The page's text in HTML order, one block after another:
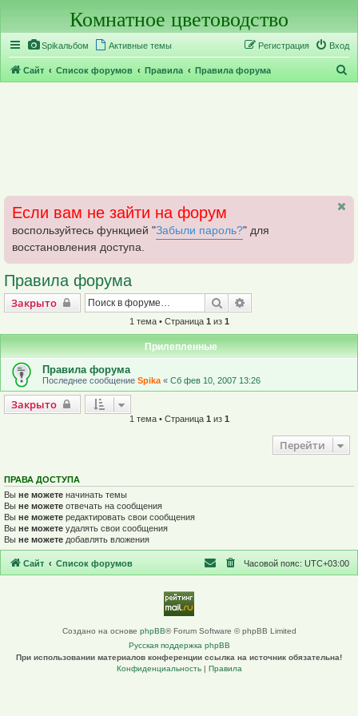
Комнатное цветоводство
Spikальбом Активные темы Вход
Регистрация
Сайт Список форумов Правила Правила форума
Если вам не зайти на форум
воспользуйтесь функцией "Забыли пароль?" для
восстановления доступа.
Правила форума
Закрыто
Закрыто Поиск
1 тема • Страница 1 из 1
Прилепленные
Правила форума
Последнее сообщение Spika « Сб фев 10, 2007 13:26
Закрыто
Закрыто
1 тема • Страница 1 из 1
Перейти
ПРАВА ДОСТУПА
Вы не можете начинать темы
Вы не можете отвечать на сообщения
Вы не можете редактировать свои сообщения
Вы не можете удалять свои сообщения
Вы не можете добавлять вложения
Сайт Список форумов Часовой пояс: UTC+03:00
Создано на основе phpBB® Forum Software © phpBB Limited
Русская поддержка phpBB
При использовании материалов конференции ссылка на источник обязательна!
Конфиденциальность| Правила